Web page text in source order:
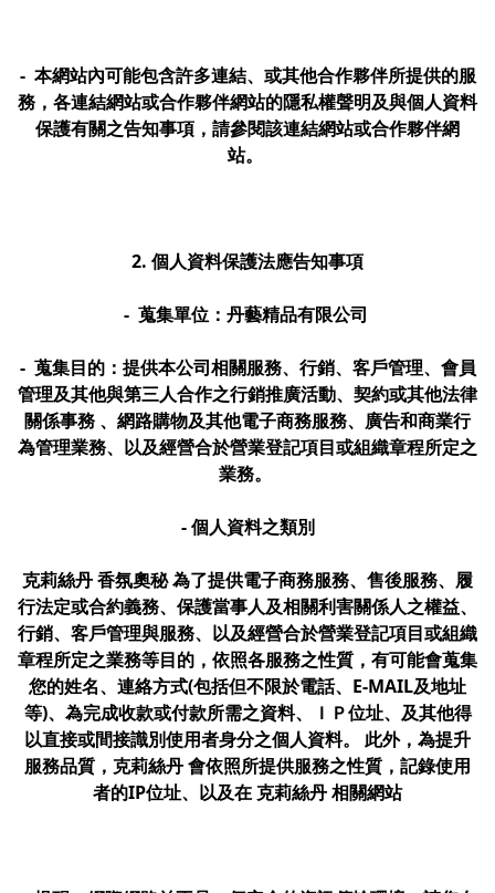
- 本網站內可能包含許多連結、或其他合作夥伴所提供的服
務，各連結網站或合作夥伴網站的隱私權聲明及與個人資料
保護有關之告知事項，請參閱該連結網站或合作夥伴網
站。
2. 個人資料保護法應告知事項
- 蒐集單位：丹藝精品有限公司
- 蒐集目的：提供本公司相關服務、行銷、客戶管理、會員
管理及其他與第三人合作之行銷推廣活動、契約或其他法律
關係事務 、網路購物及其他電子商務服務、廣告和商業行
為管理業務、以及經營合於營業登記項目或組織章程所定之
業務。
- 個人資料之類別
克莉絲丹 香氛奧秘 為了提供電子商務服務、售後服務、履
行法定或合約義務、保護當事人及相關利害關係人之權益、
行銷、客戶管理與服務、以及經營合於營業登記項目或組織
章程所定之業務等目的，依照各服務之性質，有可能會蒐集
您的姓名、連絡方式(包括但不限於電話、E-MAIL及地址
等)、為完成收款或付款所需之資料、ＩＰ位址、及其他得
以直接或間接識別使用者身分之個人資料。 此外，為提升
服務品質，克莉絲丹 會依照所提供服務之性質，記錄使用
者的IP位址、以及在 克莉絲丹 相關網站